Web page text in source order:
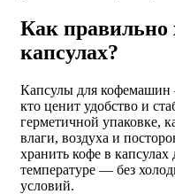
Как правильно
капсулах?
Капсулы для кофемашин
кто ценит удобство и
герметичной упаковке,
влаги, воздуха и
хранить кофе в
температуре — без
условий.